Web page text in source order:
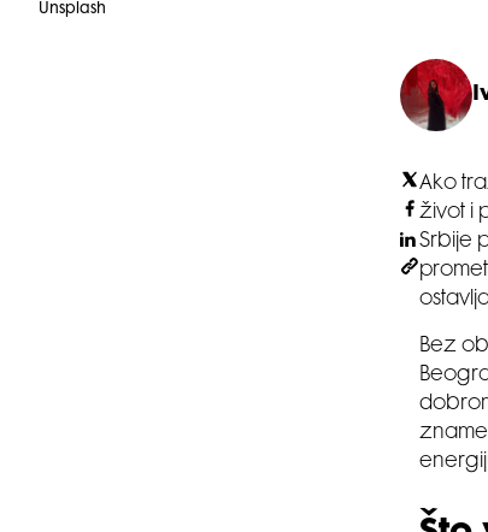
Unsplash
Ako
život i
Srbije
Bez